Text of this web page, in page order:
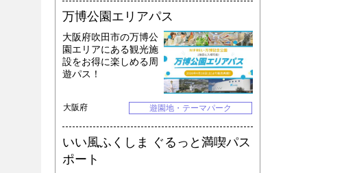
万博公園エリアパス
大阪府吹田市の万博公
園エリアにある観光施
設をお得に楽しめる周
遊パス！
大阪府 遊園地・テーマパーク
いい風ふくしま ぐるっと満喫パス
ポート